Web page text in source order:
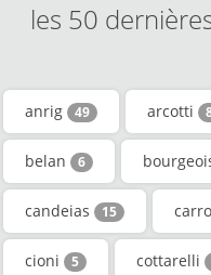
les 50
anrig 49 arcotti
belan 6
candeias 15 carro
cioni 5 cottarelli